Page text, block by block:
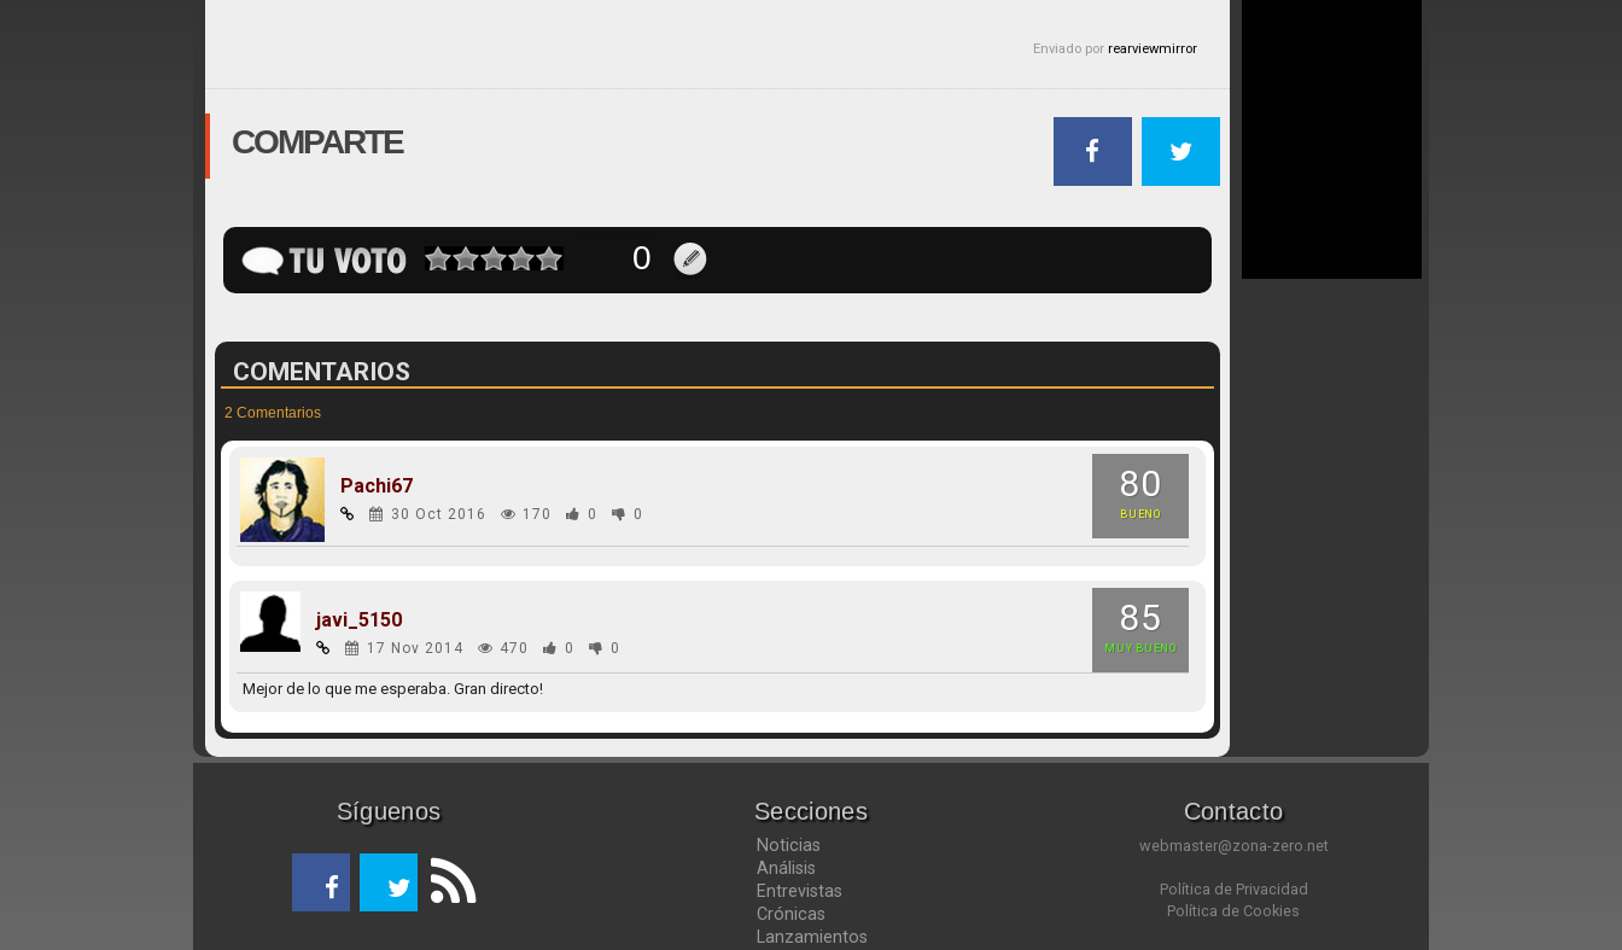
Enviado por rearviewmirror
COMPARTE
COMENTARIOS
2 Comentarios
80
BUENO
Pachi67
30 Oct 2016 170 0 0
85
MUY BUENO
javi_5150
17 Nov 2014 470 0 0
Mejor de lo que me esperaba. Gran directo!
Síguenos Secciones
Noticias
Análisis
Entrevistas
Crónicas
Lanzamientos
Contacto
webmaster@zona-zero.net
Política de Privacidad
Política de Cookies